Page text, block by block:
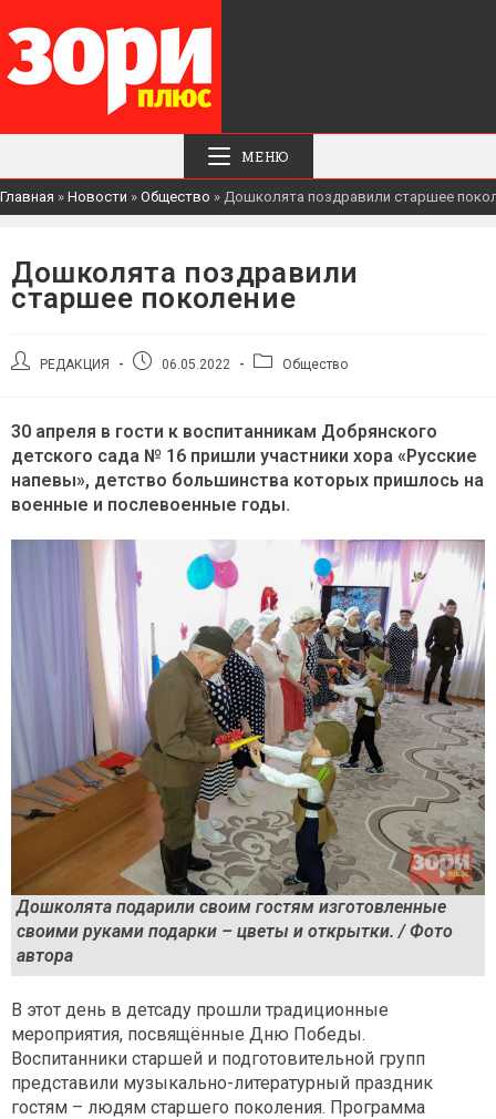
МЕНЮ
Главная » Новости » Общество » Дошколята поздравили старшее
Дошколята поздравили
старшее поколение
АвторРЕДАКЦИЯ
Запись06.05.2022
РубрикаОбщество
30 апреля в гости к воспитанникам Добрянского
детского сада № 16 пришли участники хора «Русские
напевы», детство большинства которых пришлось на
военные и послевоенные годы.
Дошколята подарили своим гостям изготовленные
своими руками подарки – цветы и открытки. / Фото
автора
В этот день в детсаду прошли традиционные
мероприятия, посвящённые Дню Победы.
Воспитанники старшей и подготовительной групп
представили музыкально-литературный праздник
гостям – людям старшего поколения. Программа